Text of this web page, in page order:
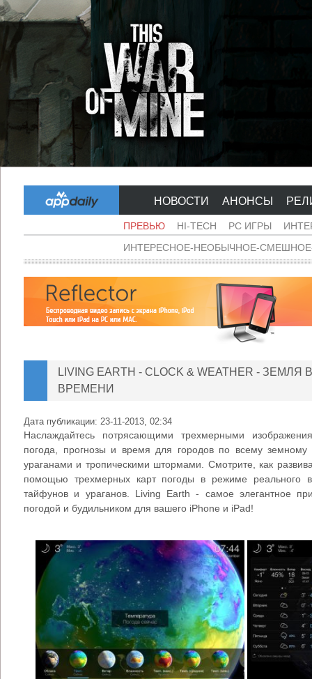
НОВОСТИ АНОНСЫ
ПРЕВЬЮ HI-TECH PC ИГРЫ
ИНТЕРЕСНОЕ-НЕОБЫЧНОЕ-
LIVING EARTH - CLOCK & WEATHER -
ВРЕМЕНИ
Дата публикации: 23-11-2013, 02:34
Наслаждайтесь потрясающими трехмерными
погода, прогнозы и время для городов по всему
ураганами и тропическими штормами. Смотрите, как
помощью трехмерных карт погоды в режиме реального
тайфунов и ураганов. Living Earth - самое элегантное
погодой и будильником для вашего iPhone и iPad!